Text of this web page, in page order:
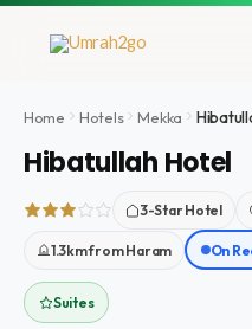
Doorgaan
Home Hotels Mekka
Hibatullah Hotel
3-Star Hotel
1.3km from Haram On
Suites